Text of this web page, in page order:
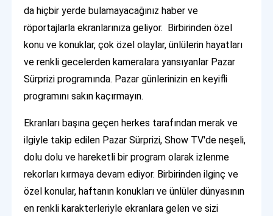
da hiçbir yerde bulamayacağınız haber ve
röportajlarla ekranlarınıza geliyor. Birbirinden özel
konu ve konuklar, çok özel olaylar, ünlülerin hayatları
ve renkli gecelerden kameralara yansıyanlar Pazar
Sürprizi programında. Pazar günlerinizin en keyifli
programını sakın kaçırmayın.
Ekranları başına geçen herkes tarafından merak ve
ilgiyle takip edilen Pazar Sürprizi, Show TV'de neşeli,
dolu dolu ve hareketli bir program olarak izlenme
rekorları kırmaya devam ediyor. Birbirinden ilginç ve
özel konular, haftanın konukları ve ünlüler dünyasının
en renkli karakterleriyle ekranlara gelen ve sizi